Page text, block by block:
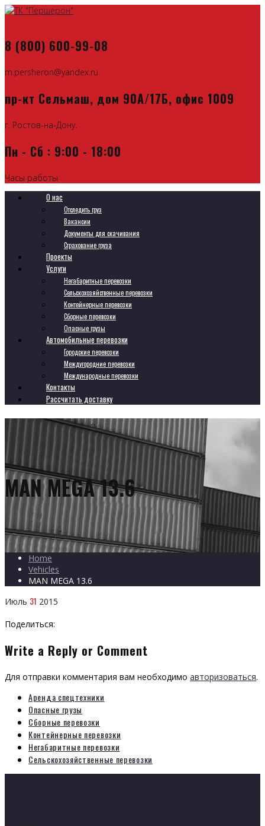
8 (800) 600-99-08
m.persheron@yandex.ru
пр-кт Сельмаш, дом 90А/17Б, офис 1009
г. Ростов-на-Дону.
Пн - Сб : 9:00 - 18:00
Часы работы
О нас
Отследить груз
Вакансии
Документы для скачивания
Страхование груза
Проекты
Услуги
Негабаритные перевозки
Сельскохозяйственные перевозки
Контейнерные перевозки
Сборные перевозки
Опасные грузы
Автомобильные перевозки
Городские перевозки
Междугородние перевозки
Международные перевозки
Контакты
Рассчитать доставку
MAN MEGA 13.6
Home
Vehicles
MAN MEGA 13.6
Июль 31 2015
Поделиться:
Write a Reply or Comment
Для отправки комментария вам необходимо авторизоваться.
Аренда спецтехники
Опасные грузы
Сборные перевозки
Контейнерные перевозки
Негабаритные перевозки
Сельскохозяйственные перевозки